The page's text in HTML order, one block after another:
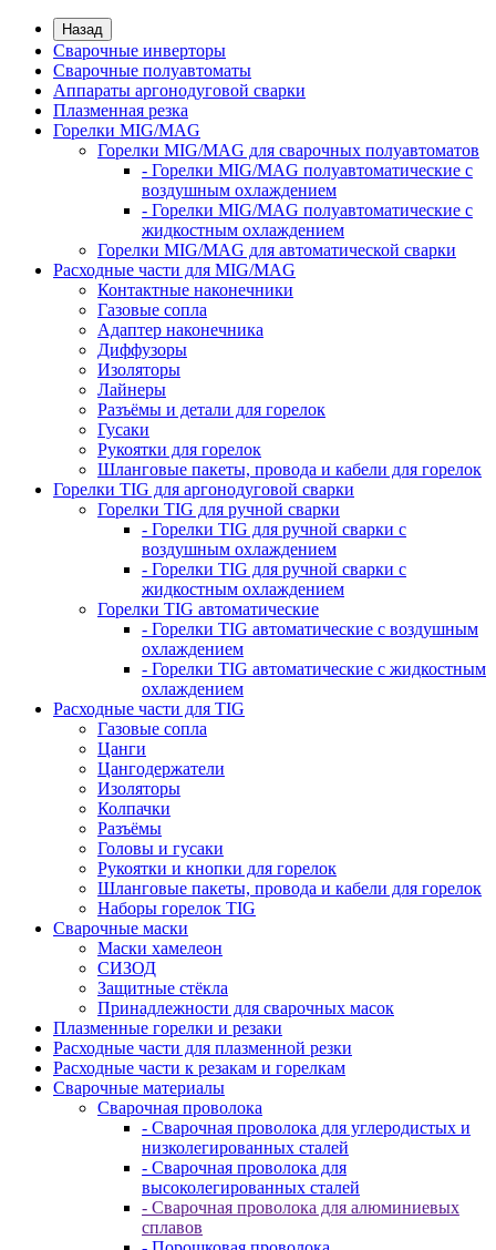
Назад
Сварочные инверторы
Сварочные полуавтоматы
Аппараты аргонодуговой сварки
Плазменная резка
Горелки MIG/MAG
Горелки MIG/MAG для сварочных полуавтоматов
- Горелки MIG/MAG полуавтоматические с
воздушным охлаждением
- Горелки MIG/MAG полуавтоматические с
жидкостным охлаждением
Горелки MIG/MAG для автоматической сварки
Расходные части для MIG/MAG
Контактные наконечники
Газовые сопла
Адаптер наконечника
Диффузоры
Изоляторы
Лайнеры
Разъёмы и детали для горелок
Гусаки
Рукоятки для горелок
Шланговые пакеты, провода и кабели для горелок
Горелки TIG для аргонодуговой сварки
Горелки TIG для ручной сварки
- Горелки TIG для ручной сварки с
воздушным охлаждением
- Горелки TIG для ручной сварки с
жидкостным охлаждением
Горелки TIG автоматические
- Горелки TIG автоматические с воздушным
охлаждением
- Горелки TIG автоматические с жидкостным
охлаждением
Расходные части для TIG
Газовые сопла
Цанги
Цангодержатели
Изоляторы
Колпачки
Разъёмы
Головы и гусаки
Рукоятки и кнопки для горелок
Шланговые пакеты, провода и кабели для горелок
Наборы горелок TIG
Сварочные маски
Маски хамелеон
СИЗОД
Защитные стёкла
Принадлежности для сварочных масок
Плазменные горелки и резаки
Расходные части для плазменной резки
Расходные части к резакам и горелкам
Сварочные материалы
Сварочная проволока
- Сварочная проволока для углеродистых и
низколегированных сталей
- Сварочная проволока для
высоколегированных сталей
- Сварочная проволока для алюминиевых
сплавов